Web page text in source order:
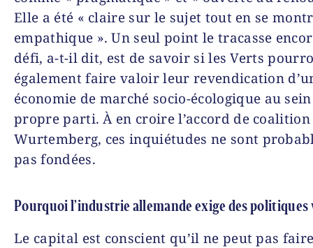
Elle a été « claire sur le sujet tout en se
empathique ». Un seul point le tracasse
défi, a-t-il dit, est de savoir si les Verts
également faire valoir leur revendication
économie de marché socio-écologique au
propre parti. À en croire l’accord de coalition
Wurtemberg, ces inquiétudes ne sont
pas fondées.
Pourquoi l’industrie allemande exige des politiques
Le capital est conscient qu’il ne peut pas